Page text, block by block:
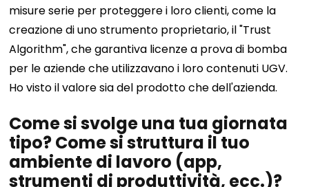
misure serie per proteggere i loro clienti, come la
creazione di uno strumento proprietario, il "Trust
Algorithm", che garantiva licenze a prova di bomba
per le aziende che utilizzavano i loro contenuti UGV.
Ho visto il valore sia del prodotto che dell'azienda.
Come si svolge una tua giornata
tipo? Come si struttura il tuo
ambiente di lavoro (app,
strumenti di produttività, ecc.)?